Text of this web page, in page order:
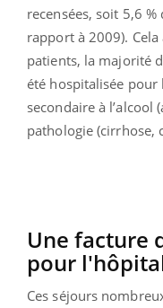
recensées, soit 5,6
rapport à 2009).
patients, la majorité
été hospitalisée pour
secondaire à
pathologie (cirrhose,
Une facture
pour
Ces séjours